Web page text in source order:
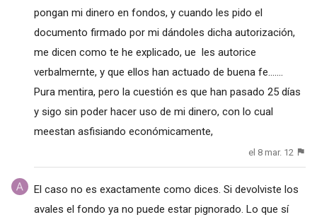
pongan mi dinero en fondos, y cuando les pido el
documento firmado por mi dándoles dicha autorización,
me dicen como te he explicado, ue les autorice
verbalmernte, y que ellos han actuado de buena fe.......
Pura mentira, pero la cuestión es que han pasado 25 días
y sigo sin poder hacer uso de mi dinero, con lo cual
meestan asfisiando económicamente,
el 8 mar. 12
El caso no es exactamente como dices. Si devolviste los
avales el fondo ya no puede estar pignorado. Lo que sí